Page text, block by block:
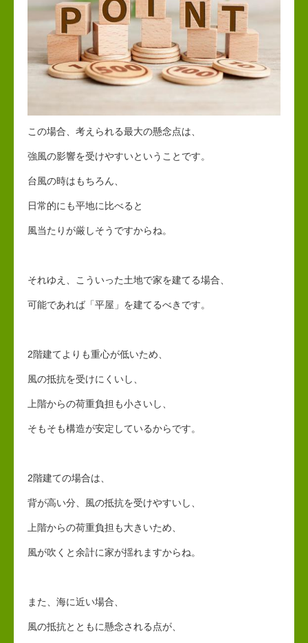
この場合、考えられる最大の懸念点は、
強風の影響を受けやすいということです。
台風の時はもちろん、
日常的にも平地に比べると
風当たりが厳しそうですからね。
それゆえ、こういった土地で家を建てる場合、
可能であれば「平屋」を建てるべきです。
2階建てよりも重心が低いため、
風の抵抗を受けにくいし、
上階からの荷重負担も小さいし、
そもそも構造が安定しているからです。
2階建ての場合は、
背が高い分、風の抵抗を受けやすいし、
上階からの荷重負担も大きいため、
風が吹くと余計に家が揺れますからね。
また、海に近い場合、
風の抵抗とともに懸念される点が、